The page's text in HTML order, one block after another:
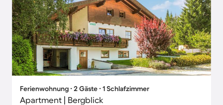
Ferienwohnung ∙ 2 Gäste ∙ 1 Schlafzimmer
Apartment | Bergblick